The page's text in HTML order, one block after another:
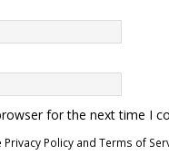
for the next time I
Privacy Policy and Terms of